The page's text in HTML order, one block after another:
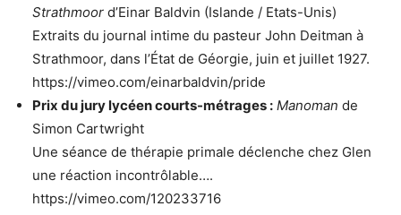
Strathmoor d’Einar Baldvin (Islande / Etats-Unis)
Extraits du journal intime du pasteur John Deitman à
Strathmoor, dans l’État de Géorgie, juin et juillet 1927.
https://vimeo.com/einarbaldvin/pride
Prix du jury lycéen courts-métrages : Manoman de
Simon Cartwright
Une séance de thérapie primale déclenche chez Glen
une réaction incontrôlable….
https://vimeo.com/120233716